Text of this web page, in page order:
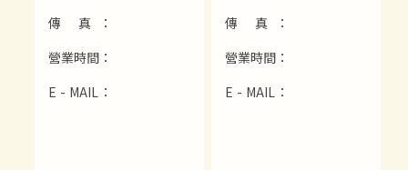
傳 真：
營業時間：
E - MAIL：
傳 真：
營業時間：
E - MAIL：